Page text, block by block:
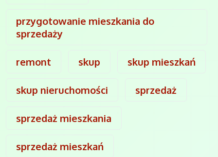
przygotowanie mieszkania do
sprzedaży
remont skup skup mieszkań
skup nieruchomości sprzedaż
sprzedaż mieszkania
sprzedaż mieszkań